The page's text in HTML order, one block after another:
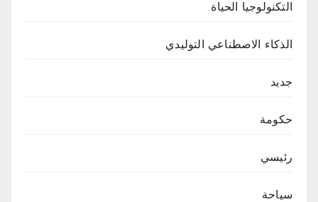
التكنولوجيا الحياة
الذكاء الاصطناعي التوليدي
جديد
حكومة
رئيسي
سياحة